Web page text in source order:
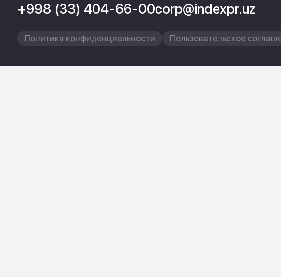
+998 (33) 404-66-00corp@indexpr.uz
Политика конфиденциальности Пользовательское